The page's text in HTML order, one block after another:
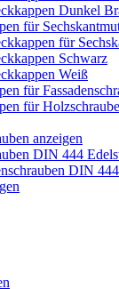
Dunkel
für
für
Schwarz
Weiß
für
für
anzeigen
DIN 444
DIN